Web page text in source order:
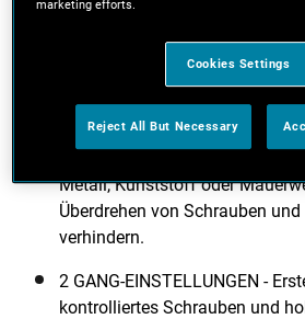
KRAFTVOLLES DREHMOMENT
mit einem maximalen
11 DREHMOMENSTUFEN +
GESCHWINDIGKEITSAUSLÖSUNG – Für
Metall, Kunststoff oder
Überdrehen von Schrauben
verhindern.
2 GANG-EINSTELLUNGEN -
kontrolliertes Schrauben und
marketing efforts.
Cookies Settings
Reject All But Necessary